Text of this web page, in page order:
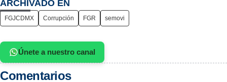
ARCHIVADO EN
FGJCDMX Corrupción FGR semovi
Únete a nuestro canal
Comentarios